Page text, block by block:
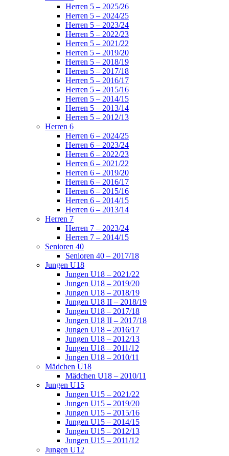
Herren 5 – 2025/26
Herren 5 – 2024/25
Herren 5 – 2023/24
Herren 5 – 2022/23
Herren 5 – 2021/22
Herren 5 – 2019/20
Herren 5 – 2018/19
Herren 5 – 2017/18
Herren 5 – 2016/17
Herren 5 – 2015/16
Herren 5 – 2014/15
Herren 5 – 2013/14
Herren 5 – 2012/13
Herren 6
Herren 6 – 2024/25
Herren 6 – 2023/24
Herren 6 – 2022/23
Herren 6 – 2021/22
Herren 6 – 2019/20
Herren 6 – 2016/17
Herren 6 – 2015/16
Herren 6 – 2014/15
Herren 6 – 2013/14
Herren 7
Herren 7 – 2023/24
Herren 7 – 2014/15
Senioren 40
Senioren 40 – 2017/18
Jungen U18
Jungen U18 – 2021/22
Jungen U18 – 2019/20
Jungen U18 – 2018/19
Jungen U18 II – 2018/19
Jungen U18 – 2017/18
Jungen U18 II – 2017/18
Jungen U18 – 2016/17
Jungen U18 – 2012/13
Jungen U18 – 2011/12
Jungen U18 – 2010/11
Mädchen U18
Mädchen U18 – 2010/11
Jungen U15
Jungen U15 – 2021/22
Jungen U15 – 2019/20
Jungen U15 – 2015/16
Jungen U15 – 2014/15
Jungen U15 – 2012/13
Jungen U15 – 2011/12
Jungen U12